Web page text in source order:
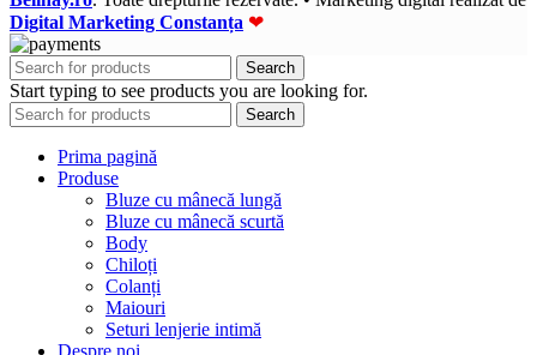
Digital Marketing Constanța ❤
Search
Start typing to see products you are looking for.
Search
Prima pagină
Produse
Bluze cu mânecă lungă
Bluze cu mânecă scurtă
Body
Chiloți
Colanți
Maiouri
Seturi lenjerie intimă